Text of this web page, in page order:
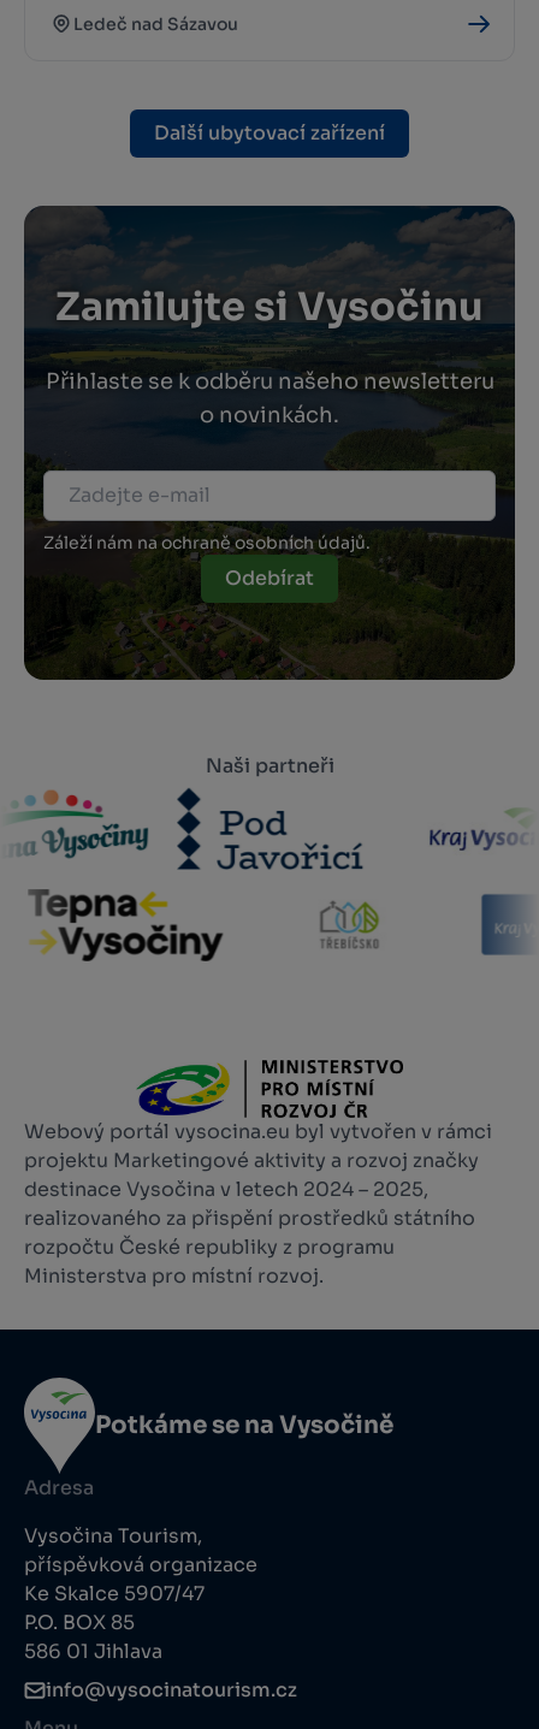
Ledeč nad Sázavou
Další ubytovací zařízení
Zamilujte si Vysočinu
Přihlaste se k odběru našeho newsletteru
o novinkách.
Záleží nám na ochraně osobních údajů.
Odebírat
Naši partneři
Webový portál vysocina.eu byl vytvořen v rámci
projektu Marketingové aktivity a rozvoj značky
destinace Vysočina v letech 2024 – 2025,
realizovaného za přispění prostředků státního
rozpočtu České republiky z programu
Ministerstva pro místní rozvoj.
Potkáme se na Vysočině
Adresa
Vysočina Tourism,
příspěvková organizace
Ke Skalce 5907/47
P.O. BOX 85
586 01 Jihlava
info@vysocinatourism.cz